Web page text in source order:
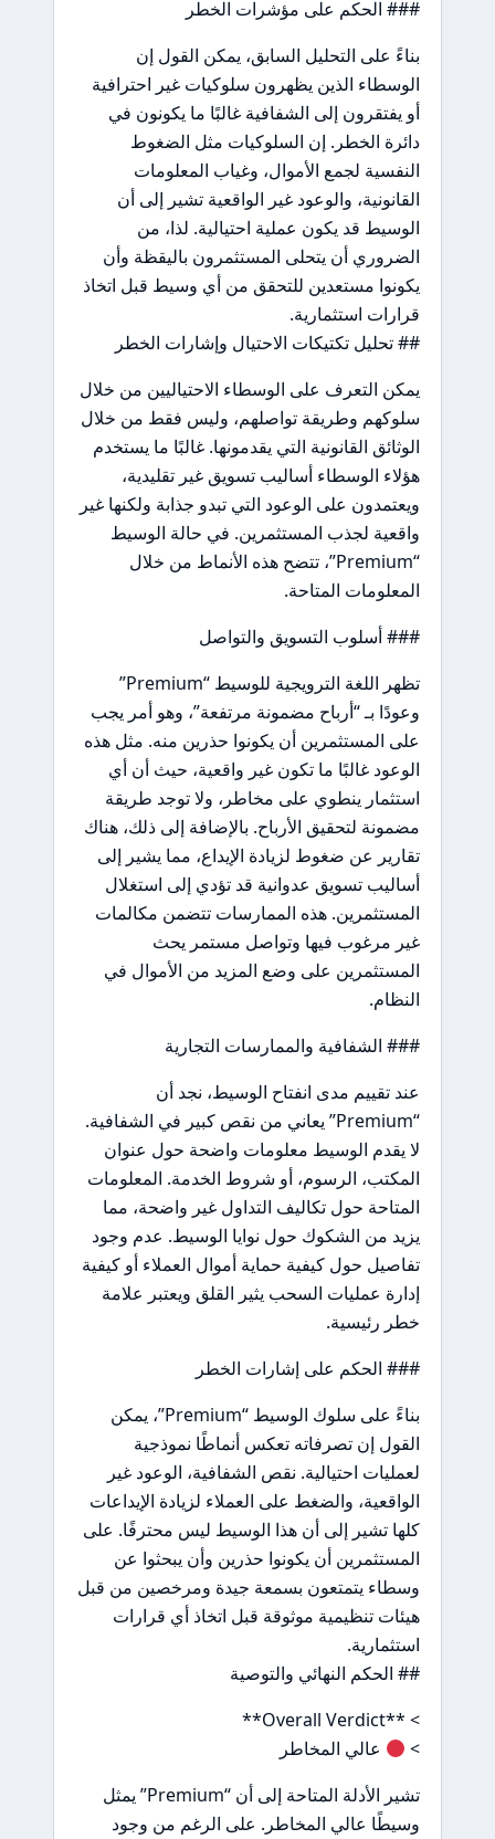
### الحكم على مؤشرات الخطر
بناءً على التحليل السابق، يمكن القول إن
الوسطاء الذين يظهرون سلوكيات غير احترافية
أو يفتقرون إلى الشفافية غالبًا ما يكونون في
دائرة الخطر. إن السلوكيات مثل الضغوط
النفسية لجمع الأموال، وغياب المعلومات
القانونية، والوعود غير الواقعية تشير إلى أن
الوسيط قد يكون عملية احتيالية. لذا، من
الضروري أن يتحلى المستثمرون باليقظة وأن
يكونوا مستعدين للتحقق من أي وسيط قبل اتخاذ
قرارات استثمارية.
## تحليل تكتيكات الاحتيال وإشارات الخطر
يمكن التعرف على الوسطاء الاحتياليين من خلال
سلوكهم وطريقة تواصلهم، وليس فقط من خلال
الوثائق القانونية التي يقدمونها. غالبًا ما يستخدم
هؤلاء الوسطاء أساليب تسويق غير تقليدية،
ويعتمدون على الوعود التي تبدو جذابة ولكنها غير
واقعية لجذب المستثمرين. في حالة الوسيط
“Premium”، تتضح هذه الأنماط من خلال
المعلومات المتاحة.
### أسلوب التسويق والتواصل
تظهر اللغة الترويجية للوسيط “Premium”
وعودًا بـ “أرباح مضمونة مرتفعة”، وهو أمر يجب
على المستثمرين أن يكونوا حذرين منه. مثل هذه
الوعود غالبًا ما تكون غير واقعية، حيث أن أي
استثمار ينطوي على مخاطر، ولا توجد طريقة
مضمونة لتحقيق الأرباح. بالإضافة إلى ذلك، هناك
تقارير عن ضغوط لزيادة الإيداع، مما يشير إلى
أساليب تسويق عدوانية قد تؤدي إلى استغلال
المستثمرين. هذه الممارسات تتضمن مكالمات
غير مرغوب فيها وتواصل مستمر يحث
المستثمرين على وضع المزيد من الأموال في
النظام.
### الشفافية والممارسات التجارية
عند تقييم مدى انفتاح الوسيط، نجد أن
“Premium” يعاني من نقص كبير في الشفافية.
لا يقدم الوسيط معلومات واضحة حول عنوان
المكتب، الرسوم، أو شروط الخدمة. المعلومات
المتاحة حول تكاليف التداول غير واضحة، مما
يزيد من الشكوك حول نوايا الوسيط. عدم وجود
تفاصيل حول كيفية حماية أموال العملاء أو كيفية
إدارة عمليات السحب يثير القلق ويعتبر علامة
خطر رئيسية.
### الحكم على إشارات الخطر
بناءً على سلوك الوسيط “Premium”، يمكن
القول إن تصرفاته تعكس أنماطًا نموذجية
لعمليات احتيالية. نقص الشفافية، الوعود غير
الواقعية، والضغط على العملاء لزيادة الإيداعات
كلها تشير إلى أن هذا الوسيط ليس محترفًا. على
المستثمرين أن يكونوا حذرين وأن يبحثوا عن
وسطاء يتمتعون بسمعة جيدة ومرخصين من قبل
هيئات تنظيمية موثوقة قبل اتخاذ أي قرارات
استثمارية.
## الحكم النهائي والتوصية
> **Overall Verdict**
>
عالي المخاطر
تشير الأدلة المتاحة إلى أن “Premium” يمثل
وسيطًا عالي المخاطر. على الرغم من وجود